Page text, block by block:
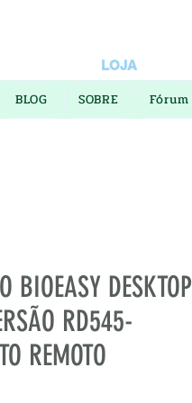
LOJA
BLOG SOBRE Fórum
BIOEASY DESKTOP
RD545-
REMOTO